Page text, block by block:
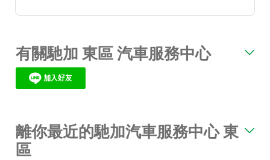
有關馳加 東區 汽車服務中心
離你最近的馳加汽車服務中心 東
區